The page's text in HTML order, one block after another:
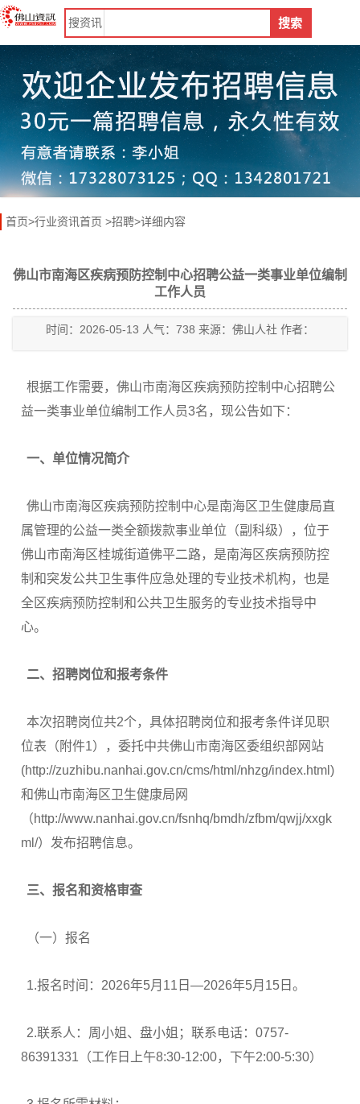
搜资讯 搜索
首页>行业资讯首页 >招聘>详细内容
佛山市南海区疾病预防控制中心招聘公益一类事业单位编制
工作人员
时间：2026-05-13 人气：738 来源：佛山人社 作者：
根据工作需要，佛山市南海区疾病预防控制中心招聘公
益一类事业单位编制工作人员3名，现公告如下：
一、单位情况简介
佛山市南海区疾病预防控制中心是南海区卫生健康局直
属管理的公益一类全额拨款事业单位（副科级），位于
佛山市南海区桂城街道佛平二路，是南海区疾病预防控
制和突发公共卫生事件应急处理的专业技术机构，也是
全区疾病预防控制和公共卫生服务的专业技术指导中
心。
二、招聘岗位和报考条件
本次招聘岗位共2个，具体招聘岗位和报考条件详见职
位表（附件1），委托中共佛山市南海区委组织部网站
(http://zuzhibu.nanhai.gov.cn/cms/html/nhzg/index.html)
和佛山市南海区卫生健康局网
（http://www.nanhai.gov.cn/fsnhq/bmdh/zfbm/qwjj/xxgk
ml/）发布招聘信息。
三、报名和资格审查
（一）报名
1.报名时间：2026年5月11日—2026年5月15日。
2.联系人：周小姐、盘小姐；联系电话：0757-
86391331（工作日上午8:30-12:00，下午2:00-5:30）